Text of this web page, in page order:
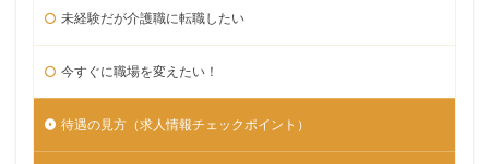
未経験だが介護職に転職したい
今すぐに職場を変えたい！
待遇の見方（求人情報チェックポイント）